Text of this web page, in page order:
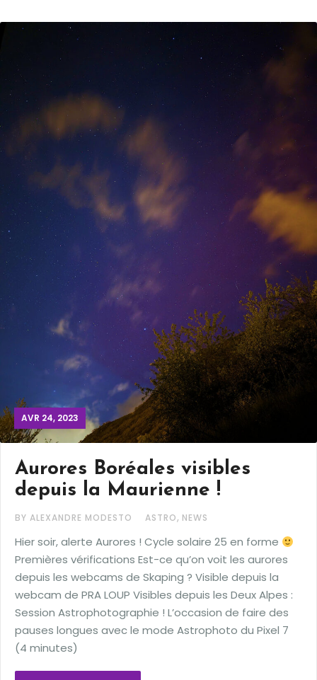
AVR 24, 2023
Aurores Boréales visibles
depuis la Maurienne !
BY ALEXANDRE MODESTO ASTRO, NEWS
Hier soir, alerte Aurores ! Cycle solaire 25 en forme
Premières vérifications Est-ce qu’on voit les aurores
depuis les webcams de Skaping ? Visible depuis la
webcam de PRA LOUP Visibles depuis les Deux Alpes :
Session Astrophotographie ! L’occasion de faire des
pauses longues avec le mode Astrophoto du Pixel 7
(4 minutes)